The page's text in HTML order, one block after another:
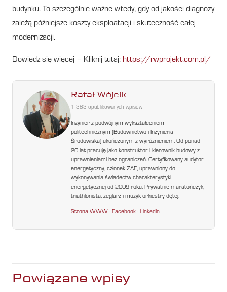
budynku. To szczególnie ważne wtedy, gdy od jakości diagnozy
zależą późniejsze koszty eksploatacji i skuteczność całej
modernizacji.
Dowiedz się więcej – Kliknij tutaj: https://rwprojekt.com.pl/
Rafał Wójcik
1 363 opublikowanych wpisów
Inżynier z podwójnym wykształceniem
politechnicznym (Budownictwo i Inżynieria
Środowiska) ukończonym z wyróżnieniem. Od ponad
20 lat pracuję jako konstruktor i kierownik budowy z
uprawnieniami bez ograniczeń. Certyfikowany audytor
energetyczny, członek ZAE, uprawniony do
wykonywania świadectw charakterystyki
energetycznej od 2009 roku. Prywatnie maratończyk,
triathlonista, żeglarz i muzyk orkiestry dętej.
Strona WWW ·Facebook ·LinkedIn
Powiązane wpisy